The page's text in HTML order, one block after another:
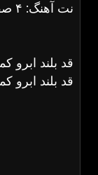
نت آهنگ: ۴ صفحه
قد بلند ابرو
قد بلند ابرو